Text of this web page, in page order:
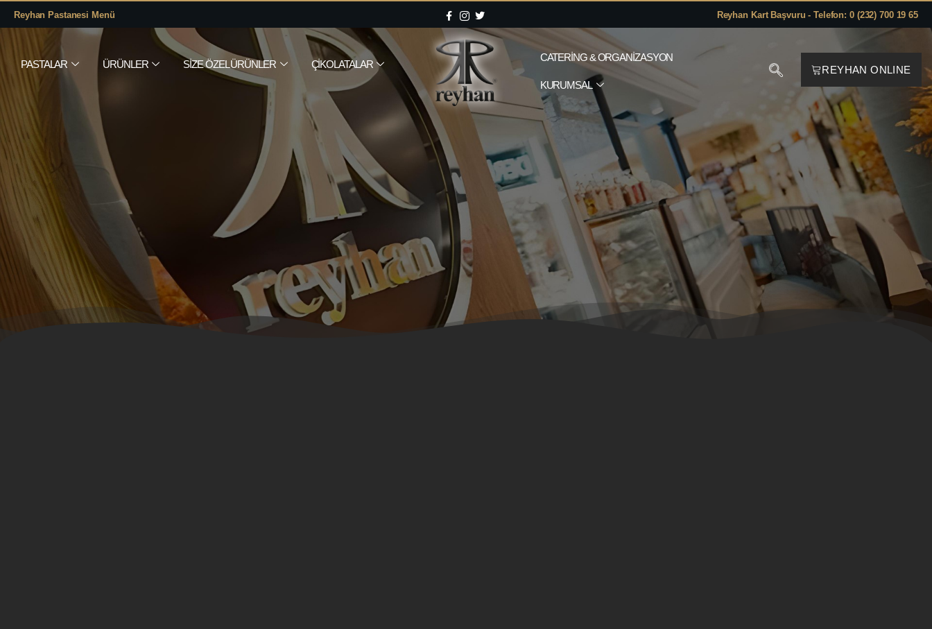
Reyhan Pastanesi Menü Reyhan Kart Başvuru - Telefon: 0 (232) 700 19 65
PASTALAR ÜRÜNLER SIZE ÖZEL ÜRÜNLER ÇIKOLATALAR
CATERING & ORGANIZASYON
KURUMSAL
REYHAN ONLINE